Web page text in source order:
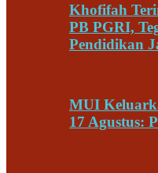
Khofifah
PB PGRI,
Pendidikan
MUI
17 Agustus: